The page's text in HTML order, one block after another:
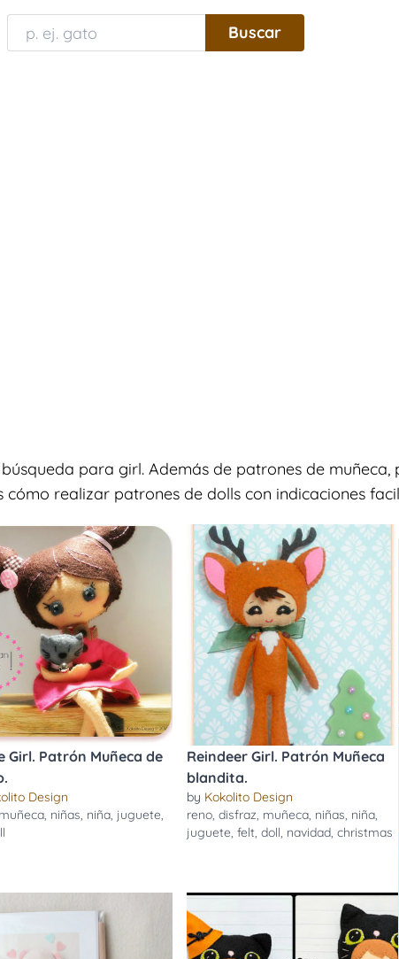
para girl. Además de patrones de
cómo realizar patrones de dolls con indicaciones
Girl. Patrón Muñeca de
Design
muñeca, niñas, niña, juguete,
Reindeer Girl. Patrón Muñeca
blandita.
by Kokolito Design
reno,disfraz, muñeca, niñas, niña,
juguete,felt,doll, navidad,christmas